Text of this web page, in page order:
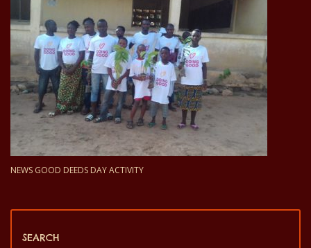
NEWS GOOD DEEDS DAY ACTIVITY
SEARCH